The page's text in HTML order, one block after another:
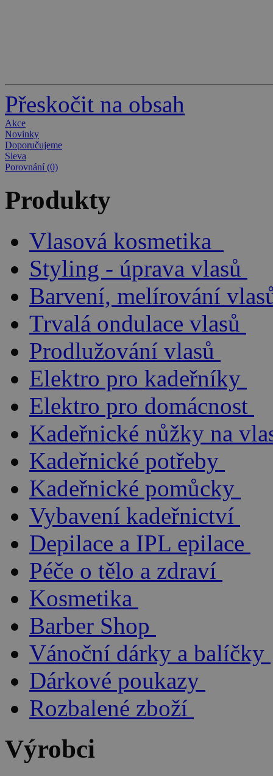
Přeskočit na obsah
Akce
Novinky
Doporučujeme
Sleva
Porovnání (0)
Produkty
Vlasová kosmetika
Styling - úprava vlasů
Barvení, melírování
Trvalá ondulace vlasů
Prodlužování vlasů
Elektro pro kadeřníky
Elektro pro domácnost
Kadeřnické nůžky na
Kadeřnické potřeby
Kadeřnické pomůcky
Vybavení kadeřnictví
Depilace a IPL epilace
Péče o tělo a zdraví
Kosmetika
Barber Shop
Vánoční dárky a balíčky
Dárkové poukazy
Rozbalené zboží
Výrobci